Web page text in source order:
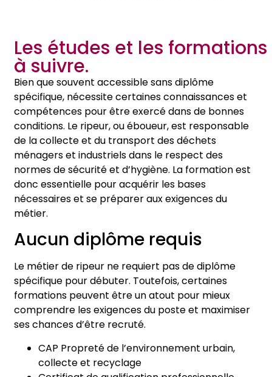
Les études et les formations
à suivre.
Bien que souvent accessible sans diplôme
spécifique, nécessite certaines connaissances et
compétences pour être exercé dans de bonnes
conditions. Le ripeur, ou éboueur, est responsable
de la collecte et du transport des déchets
ménagers et industriels dans le respect des
normes de sécurité et d’hygiène. La formation est
donc essentielle pour acquérir les bases
nécessaires et se préparer aux exigences du
métier.
Aucun diplôme requis
Le métier de ripeur ne requiert pas de diplôme
spécifique pour débuter. Toutefois, certaines
formations peuvent être un atout pour mieux
comprendre les exigences du poste et maximiser
ses chances d’être recruté.
CAP Propreté de l’environnement urbain,
collecte et recyclage